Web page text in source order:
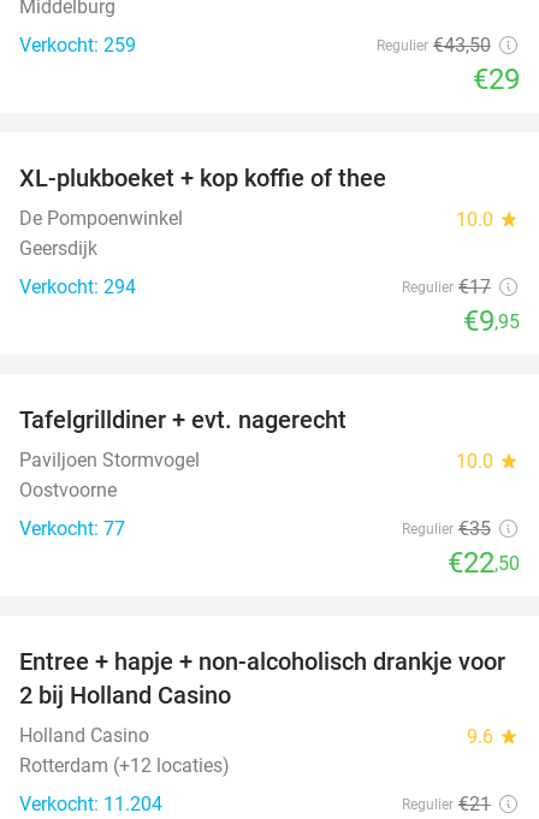
Middelburg
Verkocht: 259
Regulier €43,50
€29
XL-plukboeket + kop koffie of thee
De Pompoenwinkel 10.0 star
Geersdijk
Verkocht: 294
Regulier €17
€9,95
Tafelgrilldiner + evt. nagerecht
Paviljoen Stormvogel 10.0 star
Oostvoorne
Verkocht: 77
Regulier €35
€22,50
52%
Entree + hapje + non-alcoholisch drankje voor
2 bij Holland Casino
Holland Casino 9.6 star
Rotterdam (+12 locaties)
Verkocht: 11.204
Regulier €21